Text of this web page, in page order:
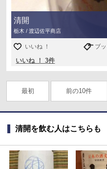
清開
栃木 / 渡辺佐平商店
いいね ！ ブッ
いいね ！ 3件
最初 前の10件
清開を飲む人はこちらも